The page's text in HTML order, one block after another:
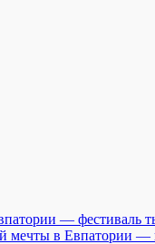
— фестиваль
мечты в Евпатории —